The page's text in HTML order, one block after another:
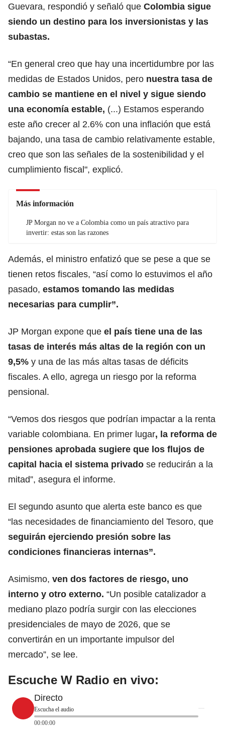
Guevara, respondió y señaló que Colombia sigue
siendo un destino para los inversionistas y las
subastas.
“En general creo que hay una incertidumbre por las
medidas de Estados Unidos, pero nuestra tasa de
cambio se mantiene en el nivel y sigue siendo
una economía estable, (...) Estamos esperando
este año crecer al 2.6% con una inflación que está
bajando, una tasa de cambio relativamente estable,
creo que son las señales de la sostenibilidad y el
cumplimiento fiscal", explicó.
Más información
JP Morgan no ve a Colombia como un país atractivo para
invertir: estas son las razones
Además, el ministro enfatizó que se pese a que se
tienen retos fiscales, “así como lo estuvimos el año
pasado, estamos tomando las medidas
necesarias para cumplir”.
JP Morgan expone que el país tiene una de las
tasas de interés más altas de la región con un
9,5% y una de las más altas tasas de déficits
fiscales. A ello, agrega un riesgo por la reforma
pensional.
“Vemos dos riesgos que podrían impactar a la renta
variable colombiana. En primer lugar, la reforma de
pensiones aprobada sugiere que los flujos de
capital hacia el sistema privado se reducirán a la
mitad”, asegura el informe.
El segundo asunto que alerta este banco es que
“las necesidades de financiamiento del Tesoro, que
seguirán ejerciendo presión sobre las
condiciones financieras internas”.
Asimismo, ven dos factores de riesgo, uno
interno y otro externo. “Un posible catalizador a
mediano plazo podría surgir con las elecciones
presidenciales de mayo de 2026, que se
convertirán en un importante impulsor del
mercado”, se lee.
Escuche W Radio en vivo:
Directo
Escucha el audio
00:00:00